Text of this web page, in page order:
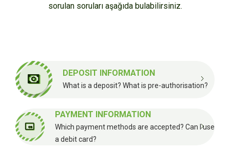
sorulan soruları aşağıda bulabilirsiniz.
DEPOSIT INFORMATION
What is a deposit? What is pre-authorisation?
PAYMENT INFORMATION
Which payment methods are accepted? Can I use
a debit card?